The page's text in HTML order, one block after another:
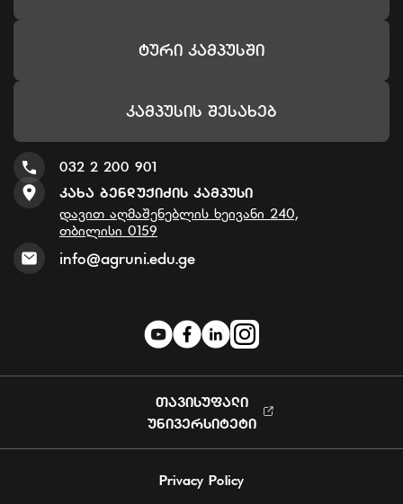
Ტური Კამპუსში
Კამპუსის Შესახებ
032 2 200 901
Კახა Ბენდუქიძის Კამპუსი
დავით აღმაშენებლის ხეივანი 240,
თბილისი 0159
info@agruni.edu.ge
ᲗᲐᲕᲘᲡᲣᲤᲐᲚᲘ
ᲣᲜᲘᲕᲔᲠᲡᲘᲢᲔᲢᲘ
Privacy Policy